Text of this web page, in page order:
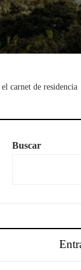
carnet de residencia
Buscar